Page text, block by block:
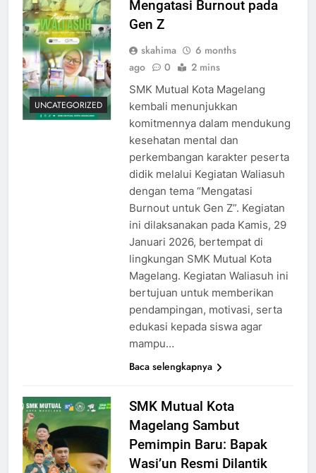
UNCATEGORIZED
Mengatasi Burnout pada
Gen Z
skahima
6 months
ago
0 2 mins
SMK Mutual Kota Magelang
kembali menunjukkan
komitmennya dalam mendukung
kesehatan mental dan
perkembangan karakter peserta
didik melalui Kegiatan Waliasuh
dengan tema “Mengatasi
Burnout untuk Gen Z”. Kegiatan
ini dilaksanakan pada Kamis, 29
Januari 2026, bertempat di
lingkungan SMK Mutual Kota
Magelang. Kegiatan Waliasuh ini
bertujuan untuk memberikan
pendampingan, motivasi, serta
edukasi kepada siswa agar
mampu…
Baca selengkapnya
SMK Mutual Kota
Magelang Sambut
Pemimpin Baru: Bapak
Wasi’un Resmi Dilantik